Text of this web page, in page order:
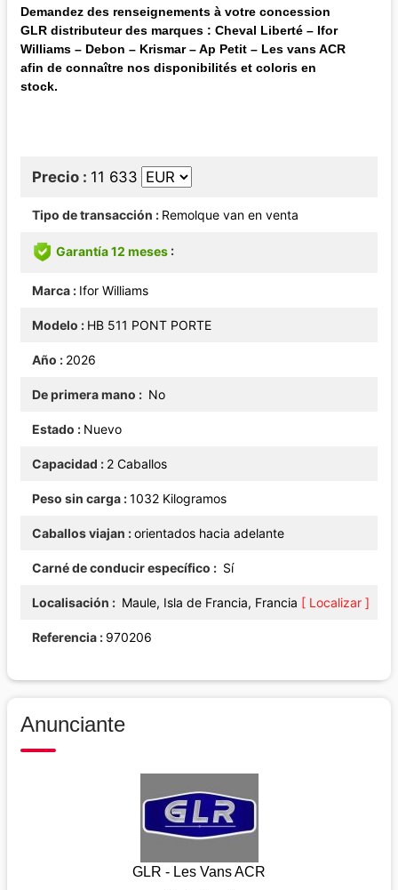
Demandez des renseignements à votre concession
GLR distributeur des marques : Cheval Liberté – Ifor
Williams – Debon – Krismar – Ap Petit – Les vans ACR
afin de connaître nos disponibilités et coloris en
stock.
Precio 11 633
Tipo de transacción Remolque van en venta
Garantía 12 meses
Marca Ifor Williams
Modelo HB 511 PONT PORTE
Año 2026
De primera mano No
Estado Nuevo
Capacidad 2 Caballos
Peso sin carga 1032 Kilogramos
Caballos viajan orientados hacia adelante
Carné de conducir específico Sí
Localisación Maule, Isla de Francia, Francia [ Localizar ]
Referencia 970206
Anunciante
GLR - Les Vans ACR